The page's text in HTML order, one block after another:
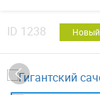
ID 1238 Новый